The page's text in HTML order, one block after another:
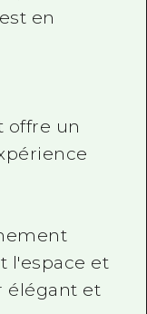
en
offre un
l'espace et
élégant et